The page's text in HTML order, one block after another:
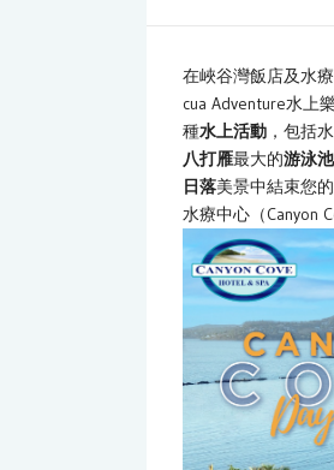
在峽谷灣飯店及水
cua Adventure水上
種水上活動 ，包括
八打雁最大的游泳
日落美景中結束您
水療中心（Canyon